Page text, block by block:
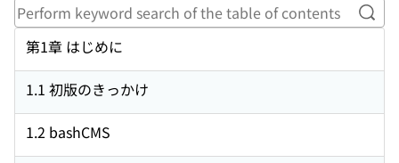
第1章 はじめに
1.1 初版のきっかけ
1.2 bashCMS